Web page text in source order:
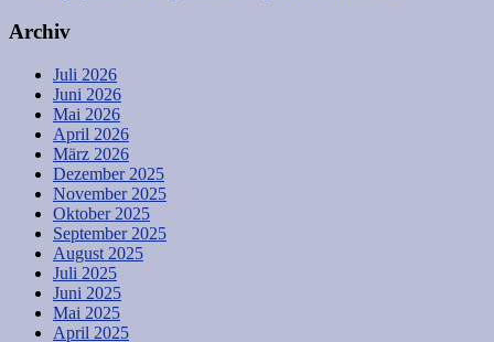
Archiv
Juli 2026
Juni 2026
Mai 2026
April 2026
März 2026
Dezember 2025
November 2025
Oktober 2025
September 2025
August 2025
Juli 2025
Juni 2025
Mai 2025
April 2025